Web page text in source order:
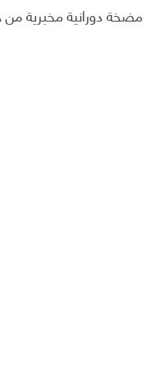
مضخة دورانية مخبرية من INTEGRA